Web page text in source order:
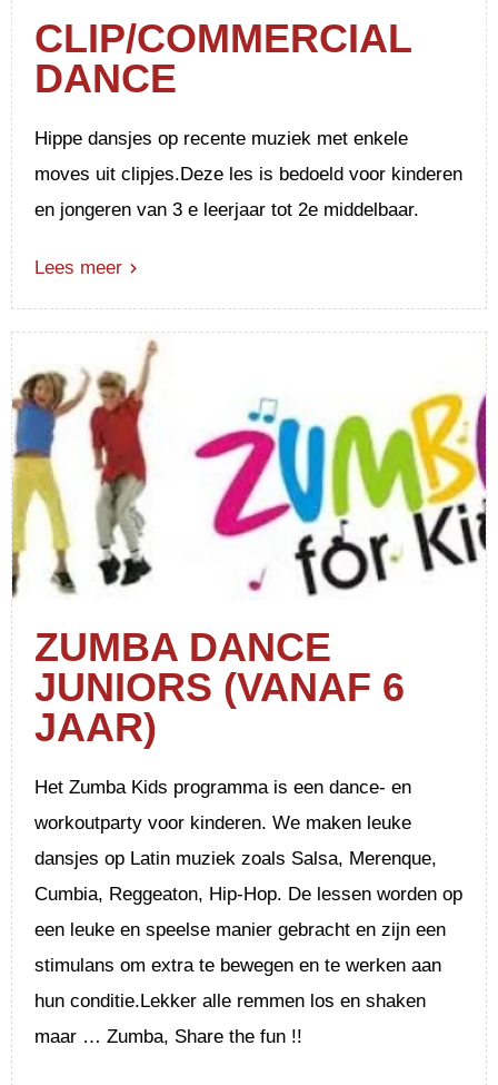
CLIP/COMMERCIAL
DANCE
Hippe dansjes op recente muziek met enkele
moves uit clipjes.Deze les is bedoeld voor kinderen
en jongeren van 3 e leerjaar tot 2e middelbaar.
Lees meer
ZUMBA DANCE
JUNIORS (VANAF 6
JAAR)
Het Zumba Kids programma is een dance- en
workoutparty voor kinderen. We maken leuke
dansjes op Latin muziek zoals Salsa, Merenque,
Cumbia, Reggeaton, Hip-Hop. De lessen worden op
een leuke en speelse manier gebracht en zijn een
stimulans om extra te bewegen en te werken aan
hun conditie.Lekker alle remmen los en shaken
maar … Zumba, Share the fun !!